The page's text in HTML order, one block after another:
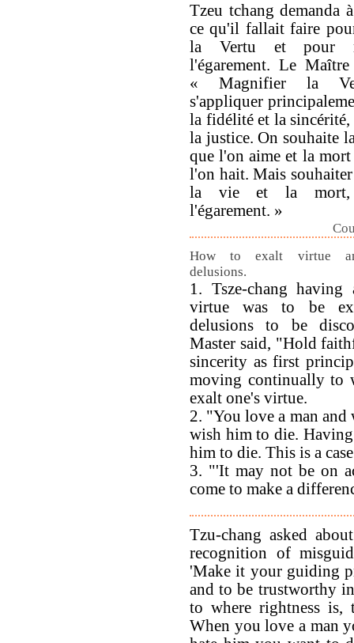
Tzeu tchang demanda
ce qu'il fallait faire
la Vertu et pour
l'égarement. Le
« Magnifier la
s'appliquer
la fidélité et la sincérité,
la justice. On souhaite
que l'on aime et la mort
l'on hait. Mais
la vie et la mort,
l'égarement. »
How to exalt virtue
delusions.
1. Tsze-chang having
virtue was to be
delusions to be
Master said, "Hold
sincerity as first
moving continually to
exalt one's virtue.
2. "You love a man
wish him to die.
him to die. This is a
3. "'It may not be on
come to make a
Tzu-chang asked
recognition of
'Make it your guiding
and to be trustworthy
to where rightness
When you love a man